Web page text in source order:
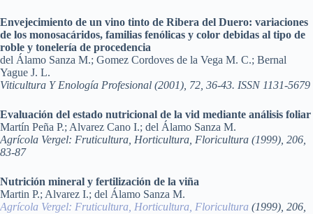
Envejecimiento de un vino tinto de Ribera del Duero: variaciones
de los monosacáridos, familias fenólicas y color debidas al tipo de
roble y tonelería de procedencia
del Álamo Sanza M.; Gomez Cordoves de la Vega M. C.; Bernal
Yague J. L.
Viticultura Y Enología Profesional (2001), 72, 36-43. ISSN 1131-5679
Evaluación del estado nutricional de la vid mediante análisis foliar
Martín Peña P.; Alvarez Cano I.; del Álamo Sanza M.
Agrícola Vergel: Fruticultura, Horticultura, Floricultura (1999), 206,
83-87
Nutrición mineral y fertilización de la viña
Martin P.; Alvarez I.; del Álamo Sanza M.
Agrícola Vergel: Fruticultura, Horticultura, Floricultura (1999), 206,